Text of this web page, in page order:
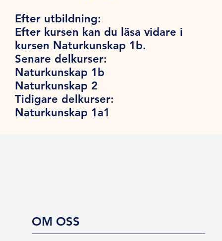
Efter utbildning:
Efter kursen kan du läsa vidare i
kursen Naturkunskap 1b.
Senare delkurser:
Naturkunskap 1b
Naturkunskap 2
Tidigare delkurser:
Naturkunskap 1a1
OM OSS